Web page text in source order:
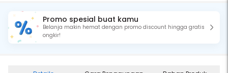
Promo spesial buat kamu
Belanja makin hemat dengan promo discount hingga gratis
ongkir!